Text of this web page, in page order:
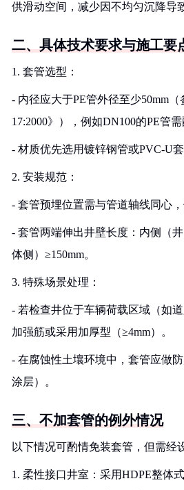
供滑动空间，减少因不均匀沉降导
二、具体技术要求与施工要
1. 套管选型：
- 内径应大于PE管外径至少50mm（
17:2000》），例如DN100的PE管需
- 材质优先选用镀锌钢管或PVC-U套
2. 安装规范：
- 套管预埋位置需与管道轴线同心，
- 套管两端伸出井壁长度：内侧（
体侧）≥150mm。
3. 特殊场景处理：
- 若检查井位于车辆荷载区域（如
加强筋或采用加厚型（≥4mm）。
- 在腐蚀性土壤环境中，套管应做
涂层）。
三、不加套管的例外情况
以下情况可酌情免装套管，但需经
1. 柔性接口井室：采用HDPE整体